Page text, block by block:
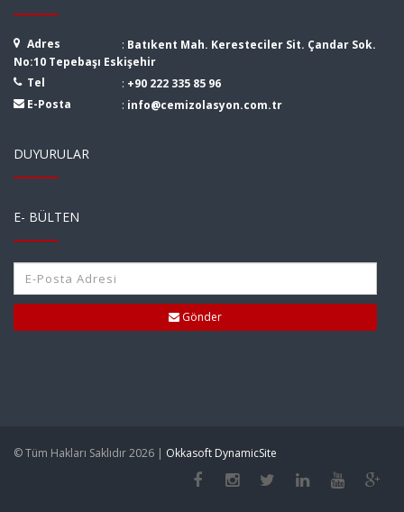
Adres : Batıkent Mah. Keresteciler Sit. Çandar Sok.
No:10 Tepebaşı Eskişehir
Tel
: +90 222 335 85 96
E-Posta
: info@cemizolasyon.com.tr
DUYURULAR
E- BÜLTEN
Gönder
© Tüm Hakları Saklıdır 2026 | Okkasoft DynamicSite